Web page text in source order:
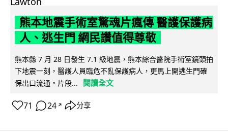
熊本地震手術室驚魂片瘋傳 醫護保護病
人、逃生門 網民讚值得尊敬
熊本縣 7 月 28 日發生 7.1 級地震，熊本綜合醫院手術室鏡頭拍
下地震一刻，醫護人員臨危不亂保護病人，更馬上開逃生門確
保出口流通。片段...
閱讀全文
71 24 ↗ 分享